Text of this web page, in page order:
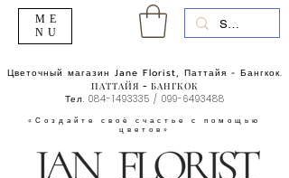
«Создайте своё счастье с помощью
цветов»
Цветочный магазин Jane Florist, Паттайя - Бангкок.
ПАТТАЙЯ - БАНГКОК
Тел. 084-1493335 / 099-6493488
ME
NU